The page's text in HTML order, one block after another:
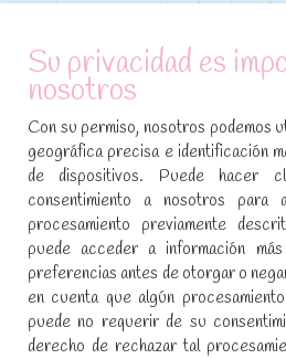
Política de cookies
SÍGUENOS EN REDES
Encuéntranos en:
Facebook
page
opens
in
new
window
YouTube
page
opens
in
new
window
Instagram
page
opens
in
new
window
No te pierdas las promociones y
nuestra newsletter:
[sibwp_form id=1]
Su privacidad es
nosotros
Con su permiso, nosotros podemos
geográfica precisa e identificación
de dispositivos. Puede hacer
consentimiento a nosotros
procesamiento previamente
puede acceder a información
preferencias antes de otorgar o
en cuenta que algún
puede no requerir de su
derecho de rechazar tal